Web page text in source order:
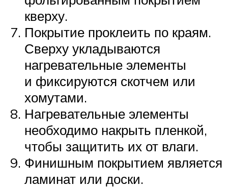
кверху.
Покрытие проклеить по краям.
Сверху укладываются
нагревательные элементы
и фиксируются скотчем или
хомутами.
Нагревательные элементы
необходимо накрыть пленкой,
чтобы защитить их от влаги.
Финишным покрытием является
ламинат или доски.